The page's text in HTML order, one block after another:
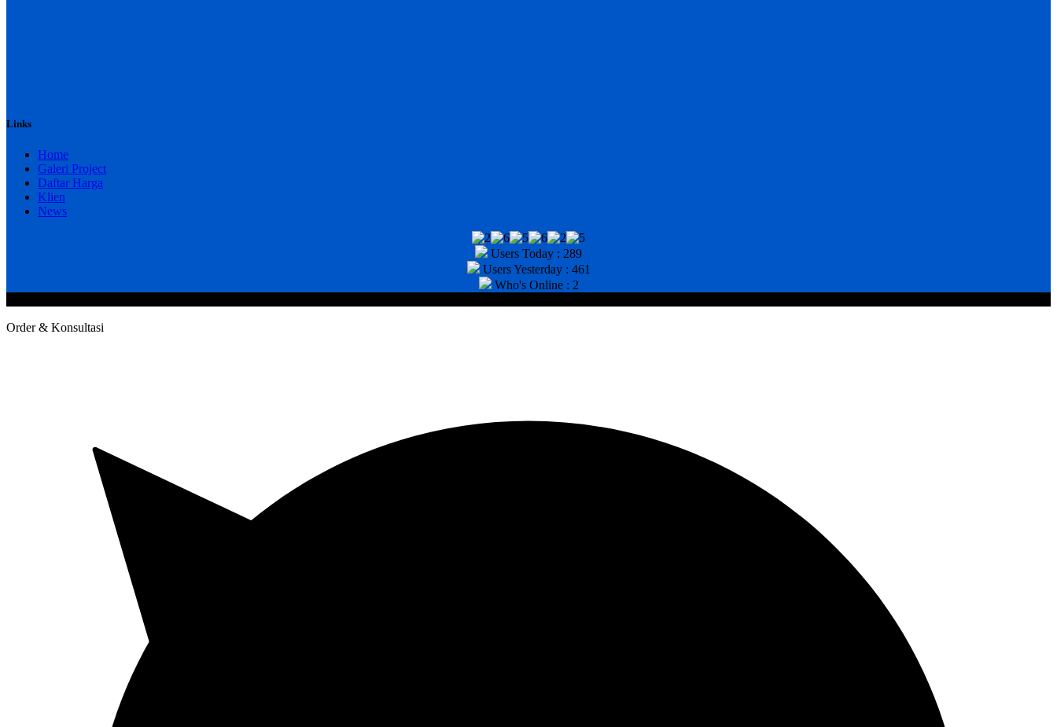
Links
Home
Galeri Project
Daftar Harga
Klien
News
Users Today : 289
Users Yesterday : 461
Who's Online : 2
Order & Konsultasi